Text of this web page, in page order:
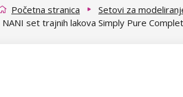
Početna stranica Setovi za
NANI set trajnih lakova Simply Pure